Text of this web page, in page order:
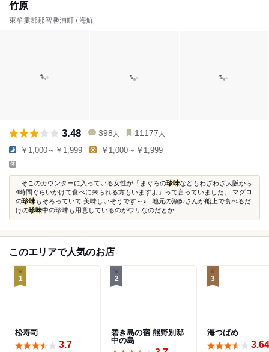
竹原
東牟婁郡那智勝浦町 / 海鮮
3.48 398 人 11177 人
￥1,000～￥1,999 ￥1,000～￥1,999
-
...そこのカウンターに入っている女性が「まぐろの珍味などもわざわざ大阪から
4時間ぐらいかけて食べに来られる方もいますよ」って言っていました。 マグロ
の珍味もそろっていて 美味しいそうです～♪...地元の漁師さんが船上で食べるだ
けの珍味中の珍味も用意しているのがウリなのだとか...
このエリアで人気のお店
1
松寿司
3.7
2
碧き島の宿 熊野別邸
中の島
3
海つばめ
3.64